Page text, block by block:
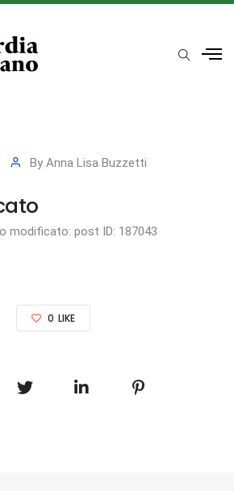
By Anna Lisa Buzzetti
modificato: post ID: 187043
0 LIKE